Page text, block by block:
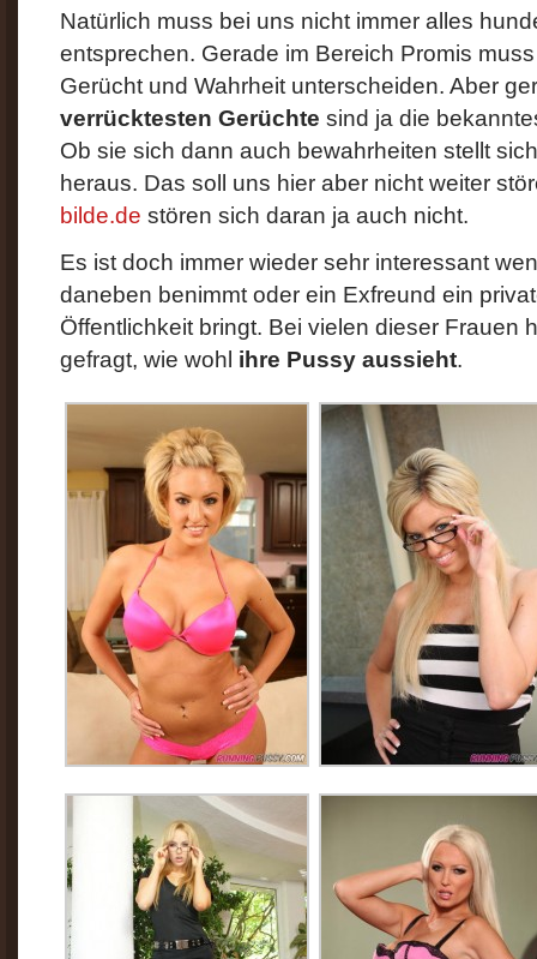
Natürlich muss bei uns nicht immer alles
entsprechen. Gerade im Bereich Promis
Gerücht und Wahrheit unterscheiden. Aber
verrücktesten Gerüchte sind ja die
Ob sie sich dann auch bewahrheiten stellt
heraus. Das soll uns hier aber nicht weiter
bilde.de stören sich daran ja auch nicht.
Es ist doch immer wieder sehr interessant
daneben benimmt oder ein Exfreund ein
Öffentlichkeit bringt. Bei vielen dieser Frauen
gefragt, wie wohl ihre Pussy aussieht.